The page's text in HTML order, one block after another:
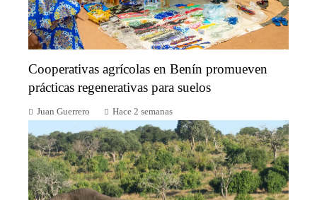
Cooperativas agrícolas en Benín promueven
prácticas regenerativas para suelos
Juan Guerrero Hace 2 semanas